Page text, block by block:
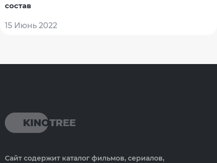
состав
15 Июнь 2022
Сайт содержит каталог фильмов, сериалов,